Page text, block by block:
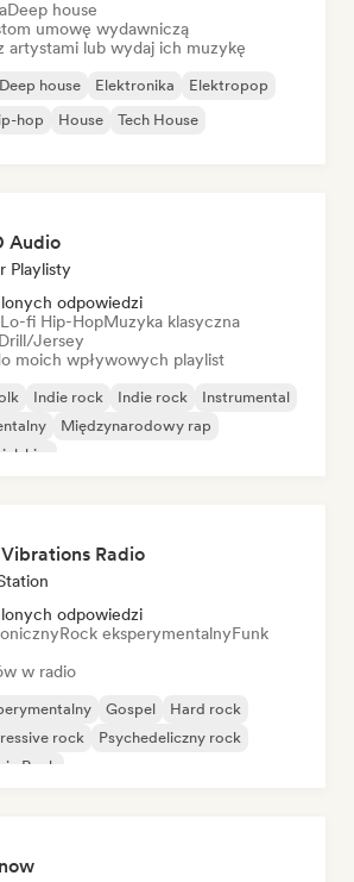
Deep house
umowę wydawniczą
artystami lub wydaj ich muzykę
Deep house Elektronika
Elektropop
hop House Tech House
Audio
Playlisty
odpowiedzi
fi Hip-HopMuzyka klasyczna
Drill/Jersey
moich wpływowych playlist
Indie rock Indie rock
Instrumental
Międzynarodowy rap
Radio
odpowiedzi
Rock eksperymentalnyFunk
w radio
Gospel
Hard rock
rock
Psychedeliczny rock
Rock